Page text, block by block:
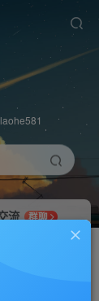
流
群聊